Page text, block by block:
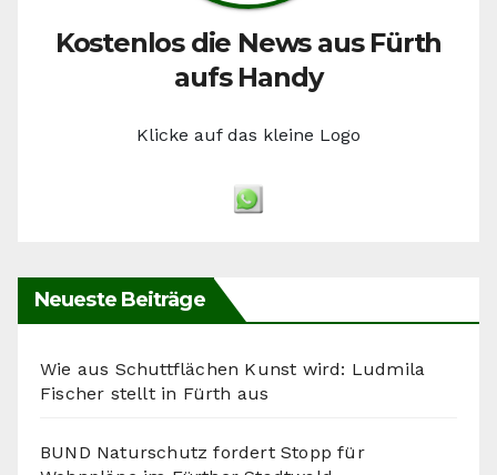
Kostenlos die News aus Fürth
aufs Handy
Klicke auf das kleine Logo
Neueste Beiträge
Wie aus Schuttflächen Kunst wird: Ludmila
Fischer stellt in Fürth aus
BUND Naturschutz fordert Stopp für